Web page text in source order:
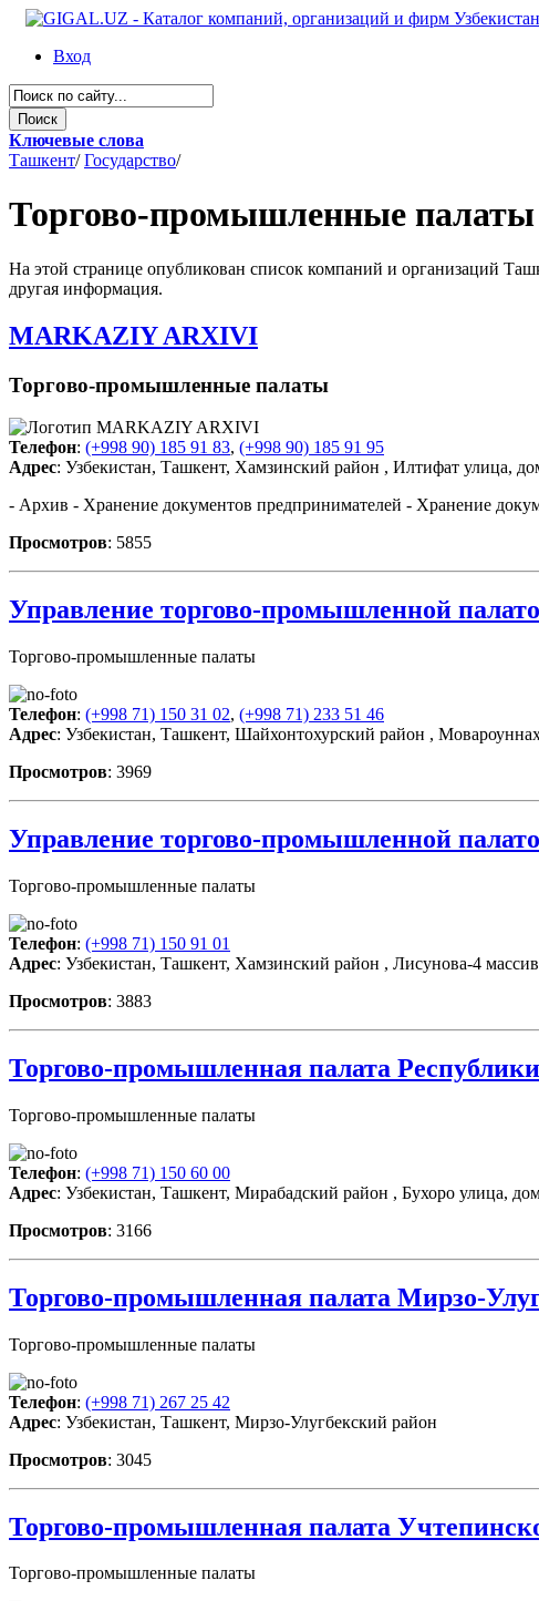
Вход
Ключевые слова
Ташкент/ Государство/
Торгово-промышленные
На этой странице опубликован список компаний и организаций
другая информация.
MARKAZIY ARXIVI
Торгово-промышленные палаты
Телефон: (+998 90) 185 91 83, (+998 90) 185 91 95
Адрес: Узбекистан, Ташкент, Хамзинский район , Илтифат улица,
- Архив - Хранение документов предпринимателей - Хранение
Просмотров: 5855
Управление торгово-промышленной
Торгово-промышленные палаты
Телефон: (+998 71) 150 31 02, (+998 71) 233 51 46
Адрес: Узбекистан, Ташкент, Шайхонтохурский район ,
Просмотров: 3969
Управление торгово-промышленной
Торгово-промышленные палаты
Телефон: (+998 71) 150 91 01
Адрес: Узбекистан, Ташкент, Хамзинский район , Лисунова-4 массив
Просмотров: 3883
Торгово-промышленная палата
Торгово-промышленные палаты
Телефон: (+998 71) 150 60 00
Адрес: Узбекистан, Ташкент, Мирабадский район , Бухоро улица,
Просмотров: 3166
Торгово-промышленная палата Мирзо-
Торгово-промышленные палаты
Телефон: (+998 71) 267 25 42
Адрес: Узбекистан, Ташкент, Мирзо-Улугбекский район
Просмотров: 3045
Торгово-промышленная палата
Торгово-промышленные палаты